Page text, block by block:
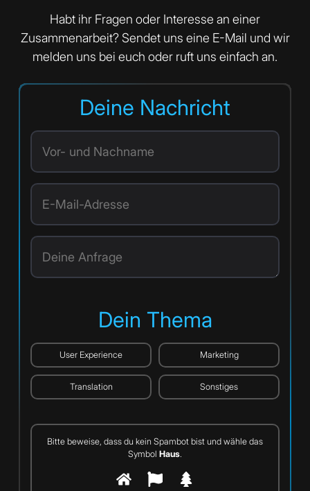
Habt ihr Fragen oder Interesse an einer
Zusammenarbeit? Sendet uns eine E-Mail und wir
melden uns bei euch oder ruft uns einfach an.
Deine Nachricht
Dein Thema
User Experience Marketing
Translation Sonstiges
Bitte beweise, dass du kein Spambot bist und wähle das
Symbol Haus